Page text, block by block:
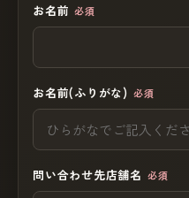
お名前 必須
お名前(ふりがな) 必須
問い合わせ先店舗名 必須